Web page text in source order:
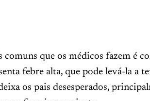
comuns que os médicos fazem é
febre alta, que pode levá-la a
os pais desesperados,